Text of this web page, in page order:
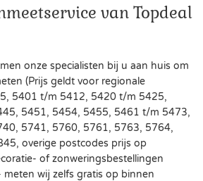
van Topdeal
onze specialisten bij u aan huis om
(Prijs geldt voor regionale
5401 t/m 5412, 5420 t/m 5425,
5451, 5454, 5455, 5461 t/m 5473,
5741, 5760, 5761, 5763, 5764,
overige postcodes prijs op
of zonweringsbestellingen
wij zelfs gratis op binnen